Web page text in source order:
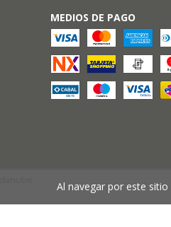
Al navegar por este sitio
MEDIOS DE PAGO